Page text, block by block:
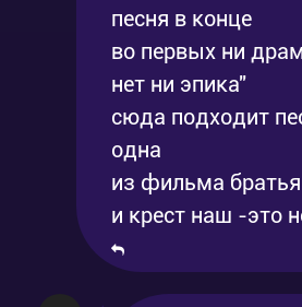
песня в конце
во первых ни
нет ни эпика"
сюда подходит
одна
из фильма
и крест наш -это